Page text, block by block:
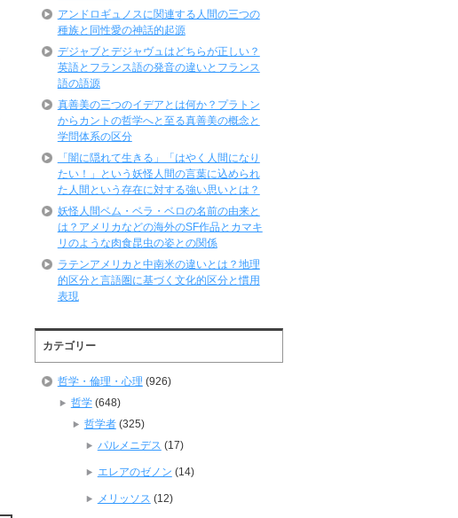
アンドロギュノスに関連する人間の三つの
種族と同性愛の神話的起源
デジャブとデジャヴュはどちらが正しい？
英語とフランス語の発音の違いとフランス
語の語源
真善美の三つのイデアとは何か？プラトン
からカントの哲学へと至る真善美の概念と
学問体系の区分
「闇に隠れて生きる」「はやく人間になり
たい！」という妖怪人間の言葉に込められ
た人間という存在に対する強い思いとは？
妖怪人間ベム・ベラ・ベロの名前の由来と
は？アメリカなどの海外のSF作品とカマキ
リのような肉食昆虫の姿との関係
ラテンアメリカと中南米の違いとは？地理
的区分と言語圏に基づく文化的区分と慣用
表現
カテゴリー
哲学・倫理・心理 (926)
哲学(648)
哲学者(325)
パルメニデス (17)
エレアのゼノン (14)
メリッソス (12)